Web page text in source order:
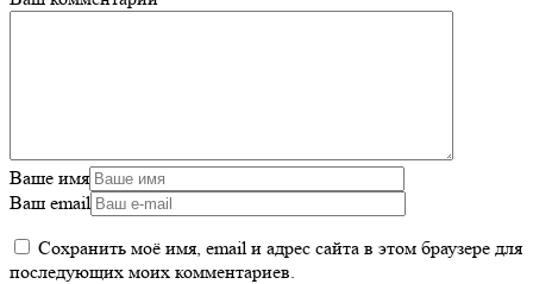
Ваше имя
Ваш email
Сохранить моё имя, email и адрес сайта в этом браузере для
последующих моих комментариев.